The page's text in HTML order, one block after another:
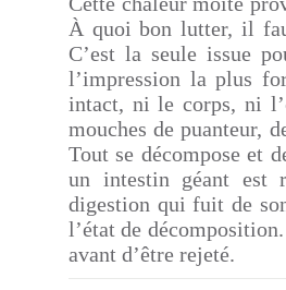
À quoi bon lutter, il
C’est la seule issue
l’impression la plus
intact, ni le corps, ni
mouches de puanteur,
Tout se décompose et
un intestin géant est
digestion qui fuit de
l’état de
avant d’être rejeté.